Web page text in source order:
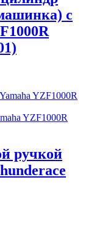
с
YZF1000R
ручкой